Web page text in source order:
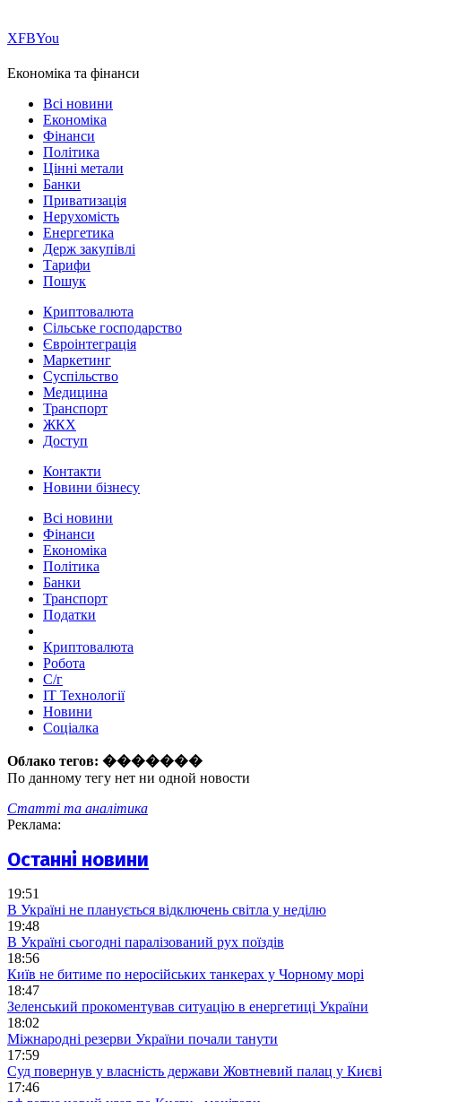
ХFBYou
Економіка та фінанси
Всі новини
Економіка
Фінанси
Політика
Цінні метали
Банки
Приватизація
Нерухомість
Енергетика
Держ закупівлі
Тарифи
Пошук
Криптовалюта
Сільське господарство
Євроінтеграція
Маркетинг
Суспільство
Медицина
Транспорт
ЖКХ
Доступ
Контакти
Новини бізнесу
Всі новини
Фінанси
Економіка
Політика
Банки
Транспорт
Податки
Криптовалюта
Робота
С/г
ІТ Технології
Новини
Соціалка
Облако тегов: �������
По данному тегу нет ни одной новости
Статті та аналітика
Реклама:
Останні новини
19:51
В Україні не планується відключень світла у неділю
19:48
В Україні сьогодні паралізований рух поїздів
18:56
Київ не битиме по неросійських танкерах у Чорному морі
18:47
Зеленський прокоментував ситуацію в енергетиці України
18:02
Міжнародні резерви України почали танути
17:59
Суд повернув у власність держави Жовтневий палац у Києві
17:46